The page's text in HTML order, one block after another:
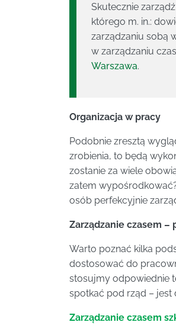
Skutecznie
którego m. in.:
zarządzaniu sobą
w zarządzaniu
Warszawa.
Organizacja w pracy
Podobnie zresztą
zrobienia, to będą
zostanie za wiele
zatem
osób perfekcyjnie
Zarządzanie czasem
Warto poznać kilka
dostosować do
stosujmy odpowiednie
spotkać pod rząd – jest
Zarządzanie czasem